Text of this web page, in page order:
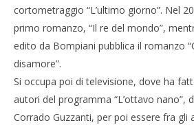
cortometraggio “L’ultimo giorno”. Nel
primo romanzo, “Il re del mondo”,
edito da Bompiani pubblica il romanzo
disamore”.
Si occupa poi di televisione, dove ha
autori del programma “L’ottavo nano”,
Corrado Guzzanti, per poi essere fra gli